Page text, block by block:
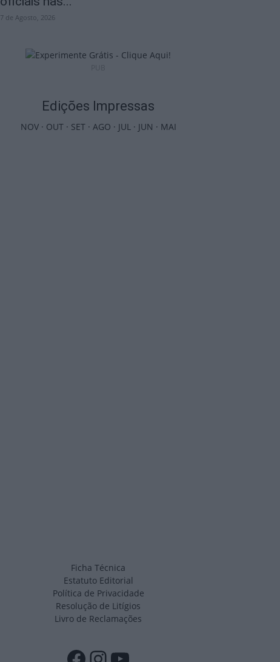
7 de Agosto, 2026
Edições Impressas
NOV· OUT· SET· AGO · JUL· JUN · MAI
Ficha Técnica
Estatuto Editorial
Política de Privacidade
Resolução de Litígios
Livro de Reclamações